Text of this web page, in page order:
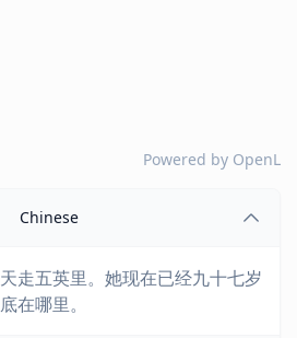
Powered by OpenL
Chinese
走五英里。她现在已经九十七岁
在哪里。